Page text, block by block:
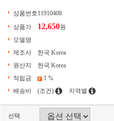
상품번호11910408
상품가
12,650원
모델명
제조사
한국 Korea
원산지
한국 Korea
적립금
1 %
배송비
(조건) 지역별
선택